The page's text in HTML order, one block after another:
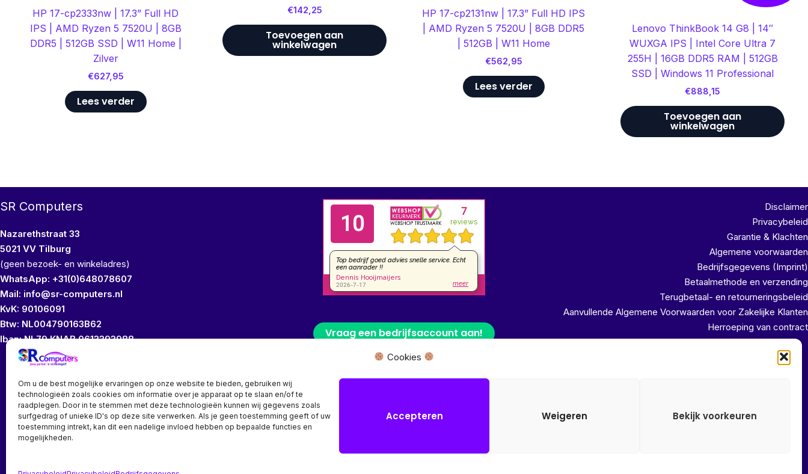
Cookies
Om u de best mogelijke ervaringen op onze website te bieden, gebruiken wij
technologieën zoals cookies om informatie over je apparaat op te slaan en/of te
raadplegen. Door in te stemmen met deze technologieën kunnen wij gegevens zoals
surfgedrag of unieke ID's op deze site verwerken. Als je geen toestemming geeft of uw
toestemming intrekt, kan dit een nadelige invloed hebben op bepaalde functies en
mogelijkheden.
Accepteren Weigeren Bekijk voorkeuren
HP 17-cp2333nw | 17.3” Full HD
IPS | AMD Ryzen 5 7520U | 8GB
DDR5 | 512GB SSD | W11 Home |
Zilver
€627,95
Lees verder
€142,25
Toevoegen aan
winkelwagen
HP 17-cp2131nw | 17.3” Full HD IPS
| AMD Ryzen 5 7520U | 8GB DDR5
| 512GB | W11 Home
€562,95
Lees verder
Lenovo ThinkBook 14 G8 | 14″
WUXGA IPS | Intel Core Ultra 7
255H | 16GB DDR5 RAM | 512GB
SSD | Windows 11 Professional
€888,15
Toevoegen aan
winkelwagen
SR Computers
Nazarethstraat 33
5021 VV Tilburg
(geen bezoek- en winkeladres)
WhatsApp: +31(0)648078607
Mail: info@sr-computers.nl
KvK: 90106091
Btw: NL004790163B62
Iban: NL79 KNAB 0613393988
Vraag een bedrijfsaccount aan!
Disclaimer
Privacybeleid
Garantie & Klachten
Algemene voorwaarden
Bedrijfsgegevens (Imprint)
Betaalmethode en verzending
Terugbetaal- en retourneringsbeleid
Aanvullende Algemene Voorwaarden voor Zakelijke Klanten
Herroeping van contract
Wij bezitten geen fysieke winkel of bezoekadres, wij leveren uw product rechtstreeks vanuit ons magazijn!!